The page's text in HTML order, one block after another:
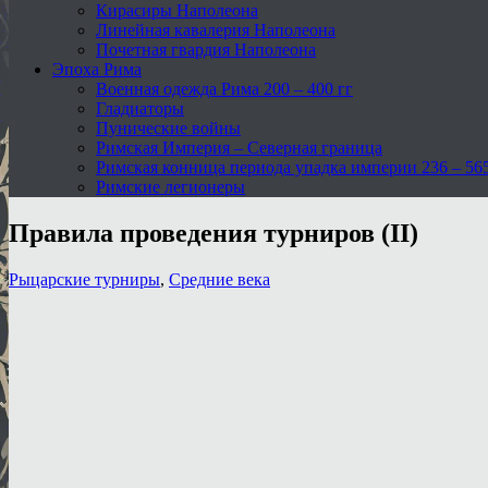
Кирасиры Наполеона
Линейная кавалерия Наполеона
Почетная гвардия Наполеона
Эпоха Рима
Военная одежда Рима 200 – 400 гг
Гладиаторы
Пунические войны
Римская Империя – Северная граница
Римская конница периода упадка империи 236 –
Римские легионеры
Правила проведения турниров (II)
Рыцарские турниры, Средние века